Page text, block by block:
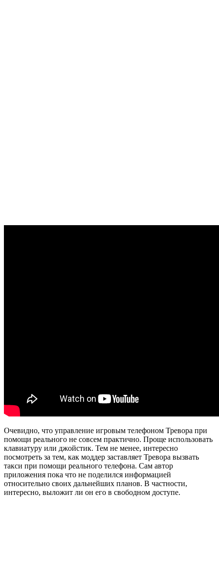
Очевидно, что управление игровым телефоном Тревора при
помощи реального не совсем практично. Проще использовать
клавиатуру или джойстик. Тем не менее, интересно
посмотреть за тем, как моддер заставляет Тревора вызвать
такси при помощи реального телефона. Сам автор
приложения пока что не поделился информацией
относительно своих дальнейших планов. В частности,
интересно, выложит ли он его в свободном доступе.